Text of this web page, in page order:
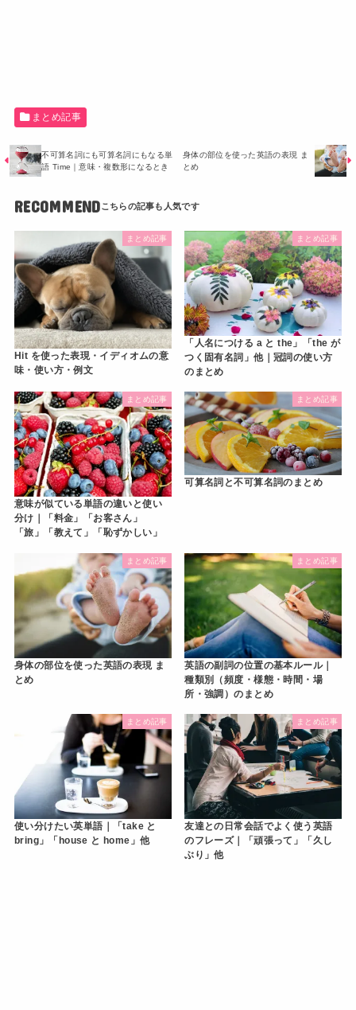
まとめ記事
不可算名詞にも可算名詞にもなる単
語 Time｜意味・複数形になるとき
身体の部位を使った英語の表現 ま
とめ
RECOMMEND
まとめ記事
Hit を使った表現・イディオムの意
味・使い方・例文
まとめ記事
「人名につける a と the」「the が
つく固有名詞」他｜冠詞の使い方
のまとめ
まとめ記事
意味が似ている単語の違いと使い
分け｜「料金」「お客さん」
「旅」「教えて」「恥ずかしい」
まとめ記事
可算名詞と不可算名詞のまとめ
まとめ記事
身体の部位を使った英語の表現 ま
とめ
まとめ記事
英語の副詞の位置の基本ルール｜
種類別（頻度・様態・時間・場
所・強調）のまとめ
まとめ記事
使い分けたい英単語｜「take と
bring」「house と home」他
まとめ記事
友達との日常会話でよく使う英語
のフレーズ｜「頑張って」「久し
ぶり」他